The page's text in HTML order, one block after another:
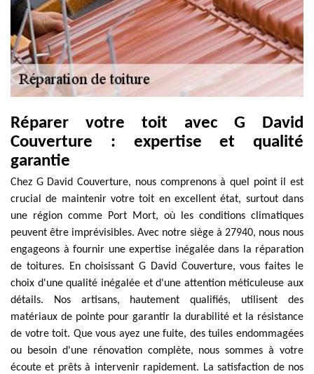
Réparer votre toit avec G David
Couverture : expertise et qualité
garantie
Chez G David Couverture, nous comprenons à quel point il est
crucial de maintenir votre toit en excellent état, surtout dans
une région comme Port Mort, où les conditions climatiques
peuvent être imprévisibles. Avec notre siège à 27940, nous nous
engageons à fournir une expertise inégalée dans la réparation
de toitures. En choisissant G David Couverture, vous faites le
choix d'une qualité inégalée et d'une attention méticuleuse aux
détails. Nos artisans, hautement qualifiés, utilisent des
matériaux de pointe pour garantir la durabilité et la résistance
de votre toit. Que vous ayez une fuite, des tuiles endommagées
ou besoin d'une rénovation complète, nous sommes à votre
écoute et prêts à intervenir rapidement. La satisfaction de nos